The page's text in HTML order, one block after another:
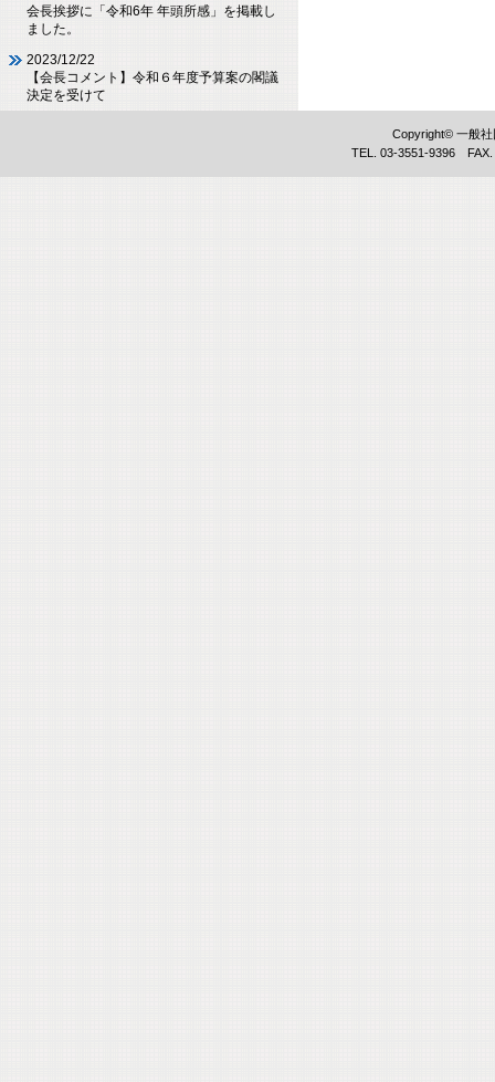
会長挨拶に「令和6年 年頭所感」を掲載し
ました。
2023/12/22
【会長コメント】令和６年度予算案の閣議
決定を受けて
Copyright© 一般
TEL. 03-3551-9396